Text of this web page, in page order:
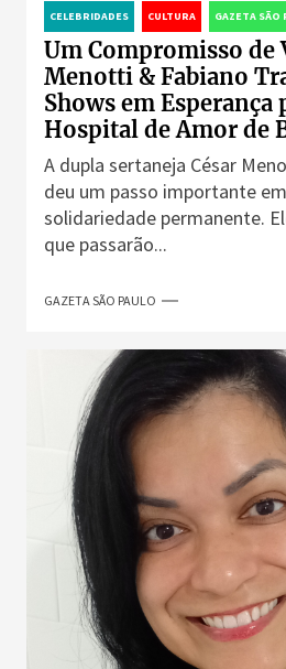
CELEBRIDADES CULTURA GAZETA SÃO
Um Compromisso de
Menotti & Fabiano
Shows em Esperança
Hospital de Amor de
A dupla sertaneja César
deu um passo importante
solidariedade permanente.
que passarão...
GAZETA SÃO PAULO